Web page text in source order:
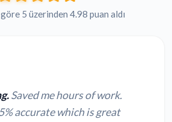
5 üzerinden 4.98 puan aldı
Saved me hours of work.
accurate which is great